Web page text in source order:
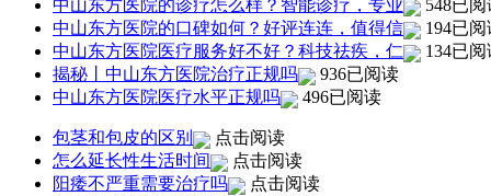
中山东方医院的诊疗怎么样？智能诊疗，专业
548已阅
中山东方医院的口碑如何？好评连连，值得信
194已阅
中山东方医院医疗服务好不好？科技祛疾，仁
134已阅
揭秘丨中山东方医院治疗正规吗
936已阅读
中山东方医院医疗水平正规吗
496已阅读
包茎和包皮的区别
点击阅读
怎么延长性生活时间
点击阅读
阳痿不严重需要治疗吗
点击阅读